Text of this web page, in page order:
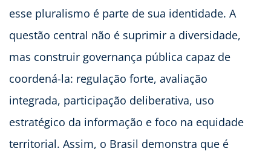
esse pluralismo é parte de sua identidade. A
questão central não é suprimir a diversidade,
mas construir governança pública capaz de
coordená-la: regulação forte, avaliação
integrada, participação deliberativa, uso
estratégico da informação e foco na equidade
territorial. Assim, o Brasil demonstra que é